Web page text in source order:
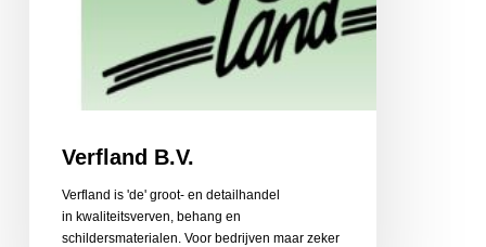
Verfland B.V.
Verfland is 'de' groot- en detailhandel
in kwaliteitsverven, behang en
schildersmaterialen. Voor bedrijven maar zeker